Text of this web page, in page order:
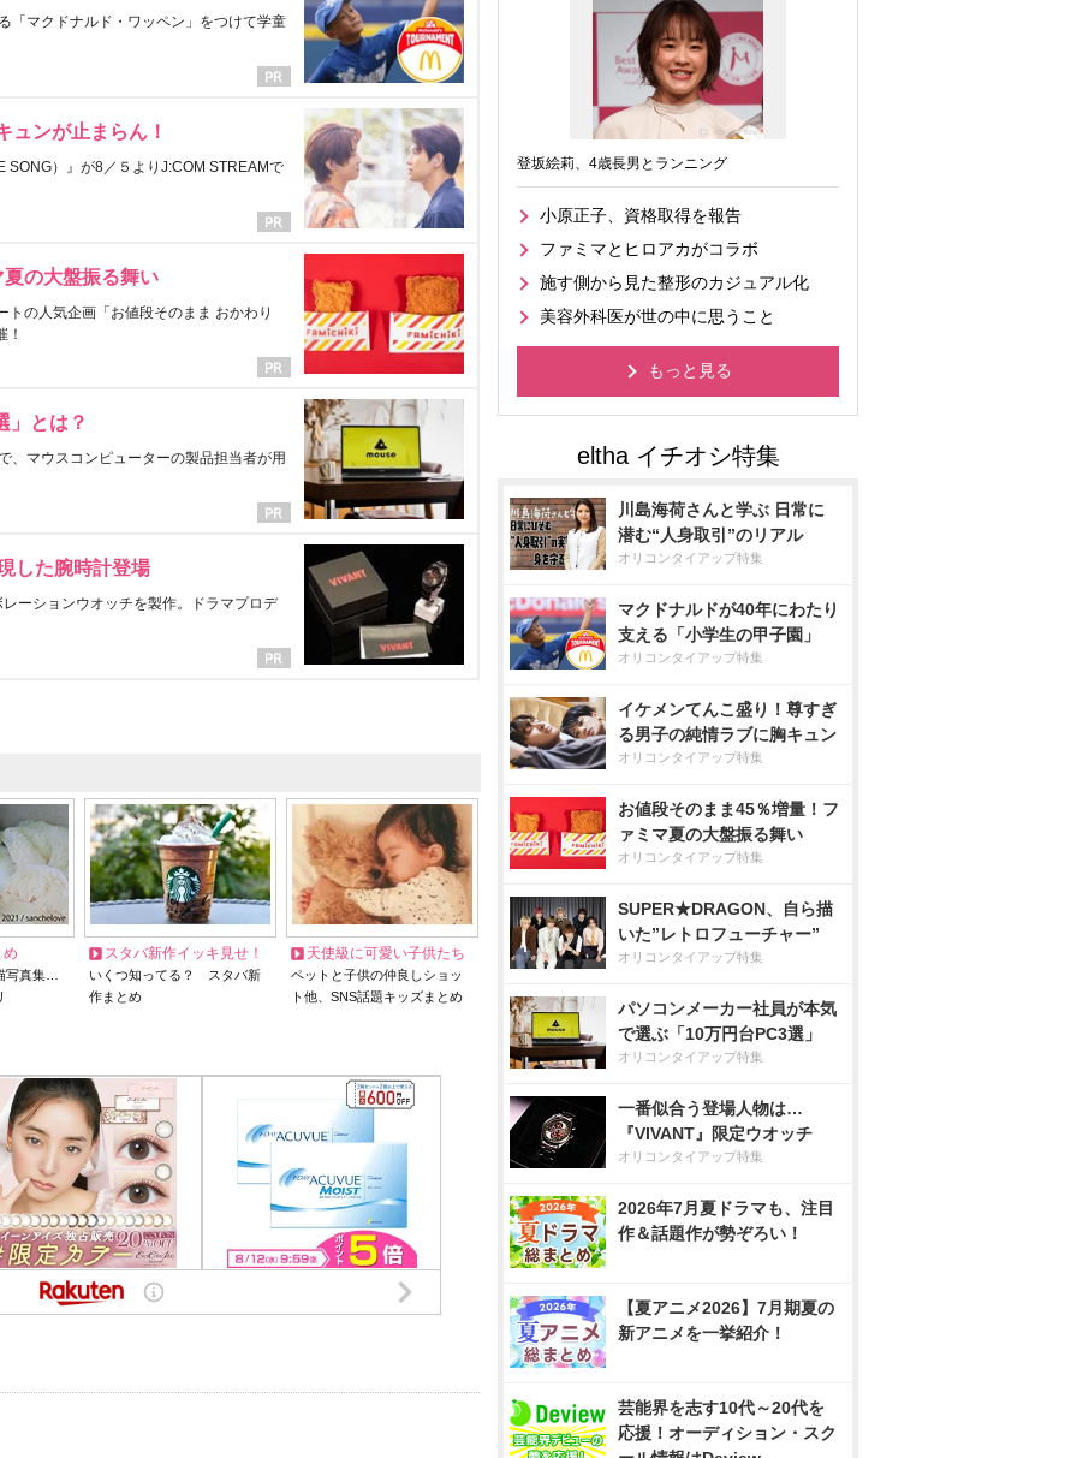
「マクドナルド・ワッペン」をつけて学童
ュンが止まらん！
SONG）』が8／５よりJ:COM STREAMで
の大盤振る舞い
の人気企画「お値段そのまま おかわり
！
」とは？
、マウスコンピューターの製品担当者が用
した腕時計登場
ーションウオッチを製作。ドラマプロデ
め
写真集…
スタバ新作イッキ見せ！
いくつ知ってる？ スタバ新
作まとめ
天使級に可愛い子供たち
ペットと子供の仲良しショッ
ト他、SNS話題キッズまとめ
登坂絵莉、4歳長男とランニング
小原正子、資格取得を報告
ファミマとヒロアカがコラボ
施す側から見た整形のカジュアル化
美容外科医が世の中に思うこと
もっと見る
川島海荷さんと学ぶ 日常に
潜む“人身取引”のリアル
オリコンタイアップ特集
マクドナルドが40年にわたり
支える「小学生の甲子園」
オリコンタイアップ特集
イケメンてんこ盛り！尊すぎ
る男子の純情ラブに胸キュン
オリコンタイアップ特集
お値段そのまま45％増量！フ
ァミマ夏の大盤振る舞い
オリコンタイアップ特集
SUPER★DRAGON、自ら描
いた”レトロフューチャー”
オリコンタイアップ特集
パソコンメーカー社員が本気
で選ぶ「10万円台PC3選」
オリコンタイアップ特集
一番似合う登場人物は…
『VIVANT』限定ウオッチ
オリコンタイアップ特集
2026年7月夏ドラマも、注目
作＆話題作が勢ぞろい！
【夏アニメ2026】7月期夏の
新アニメを一挙紹介！
芸能界を志す10代～20代を
応援！オーディション・スク